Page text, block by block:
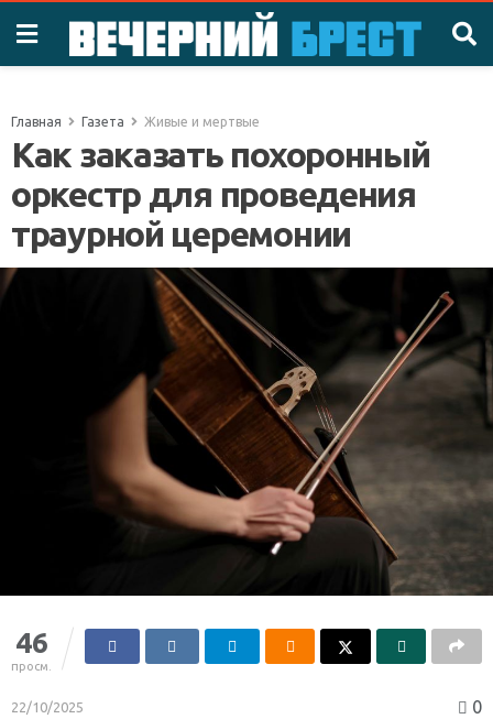
Главная Газета Живые и мертвые
Как заказать похоронный
оркестр для проведения
траурной церемонии
46
просм.
22/10/2025 0